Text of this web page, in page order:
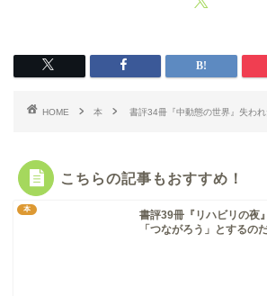
HOME 本 書評34冊『中動態の世界』失わ
こちらの記事もおすすめ！
本
書評39冊『リハビリの夜
「つながろう」とするの